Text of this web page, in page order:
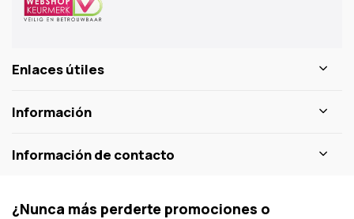
Enlaces útiles
Información
Información de contacto
¿Nunca más perderte promociones o